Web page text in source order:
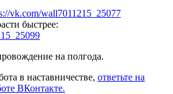
vk.com/wall7011215_25077
быстрее:
на полгода.
в наставничестве, ответьте на
ВКонтакте.